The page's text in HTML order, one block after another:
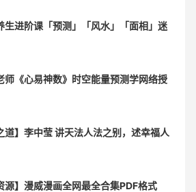
生进阶课「预测」「风水」「面相」迷
师《心易神数》时空能量预测学网络授
道】李中莹 讲天法人法之别，述幸福人
源】漫威漫画全网最全合集PDF格式